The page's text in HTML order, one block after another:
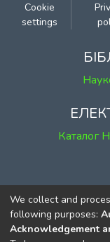
Cookie
settings
Каталог
м.
We collect and
following purposes:
Acknowledgement